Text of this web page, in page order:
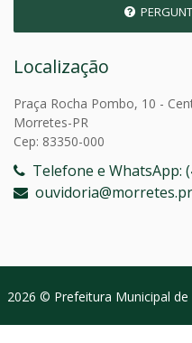
Localização
Praça Rocha Pombo, 10 -
Morretes-PR
Cep: 83350-000
Telefone e WhatsApp:
2026 © Prefeitura Municipal